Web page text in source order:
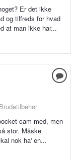
Er det ikke
og tilfreds for hvad
at man ikke har...
Brudetilbehør
cam med, men
stor. Måske
nok ha' en...